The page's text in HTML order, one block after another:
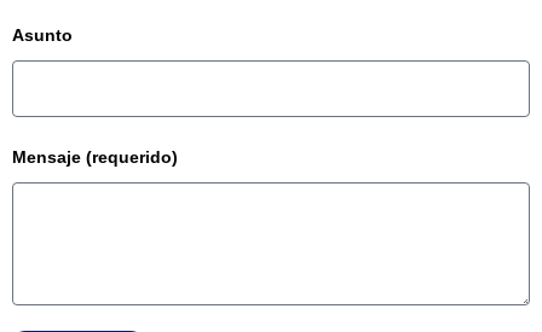
Asunto
Mensaje (requerido)